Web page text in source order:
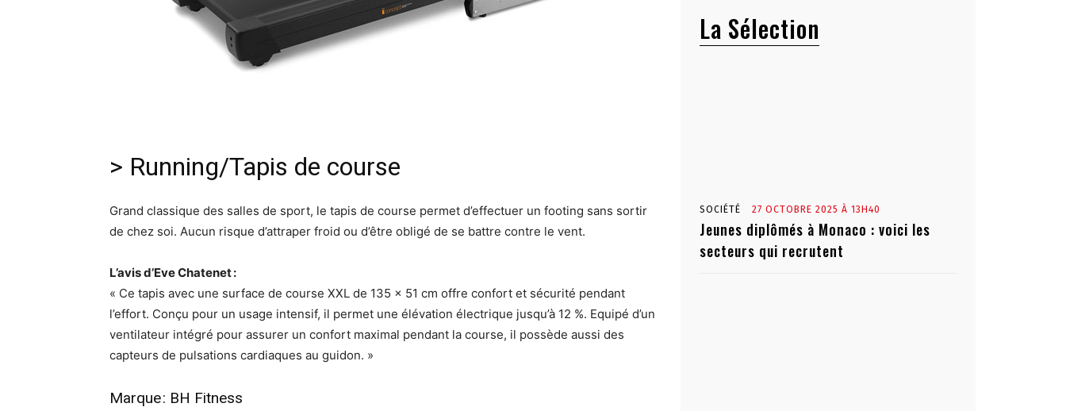
> Running/Tapis de course
Grand classique des salles de sport, le tapis de course permet d’effectuer un footing sans sortir
de chez soi. Aucun risque d’attraper froid ou d’être obligé de se battre contre le vent.
L’avis d’Eve Chatenet :
« Ce tapis avec une surface de course XXL de 135 x 51 cm offre confort et sécurité pendant
l’effort. Conçu pour un usage intensif, il permet une élévation électrique jusqu’à 12 %. Equipé d’un
ventilateur intégré pour assurer un confort maximal pendant la course, il possède aussi des
capteurs de pulsations cardiaques au guidon. »
Marque : BH Fitness
La Sélection
SOCIÉTÉ 27 OCTOBRE 2025 À 13H40
Jeunes diplômés à Monaco : voici les
secteurs qui recrutent